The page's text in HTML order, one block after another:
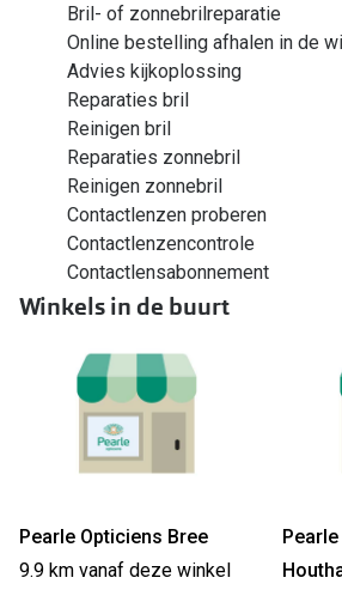
Bril- of zonnebrilreparatie
Online bestelling afhalen in de
Advies kijkoplossing
Reparaties bril
Reinigen bril
Reparaties zonnebril
Reinigen zonnebril
Contactlenzen proberen
Contactlenzencontrole
Contactlensabonnement
Winkels in de buurt
Pearle Opticiens Bree
9.9 km vanaf deze winkel